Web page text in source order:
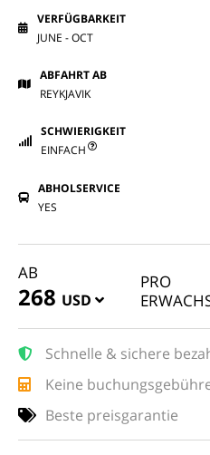
VERFÜGBARKEIT
JUNE - OCT
ABFAHRT AB
REYKJAVIK
SCHWIERIGKEIT
EINFACH
ABHOLSERVICE
YES
AB
268 USD
PRO
Schnelle & sichere
Keine
Beste preisgarantie